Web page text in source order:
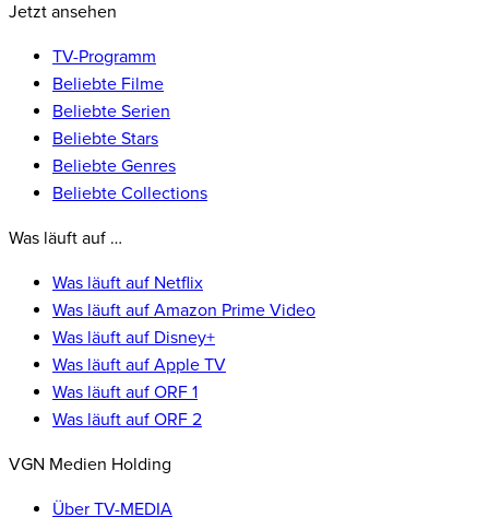
Jetzt ansehen
TV-Programm
Beliebte Filme
Beliebte Serien
Beliebte Stars
Beliebte Genres
Beliebte Collections
Was läuft auf …
Was läuft auf Netflix
Was läuft auf Amazon Prime Video
Was läuft auf Disney+
Was läuft auf Apple TV
Was läuft auf ORF 1
Was läuft auf ORF 2
VGN Medien Holding
Über TV-MEDIA